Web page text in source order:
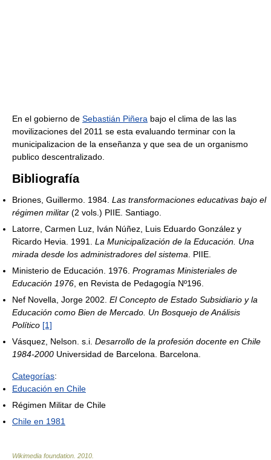
En el gobierno de Sebastián Piñera bajo el clima de las las
movilizaciones del 2011 se esta evaluando terminar con la
municipalizacion de la enseñanza y que sea de un organismo
publico descentralizado.
Bibliografía
Briones, Guillermo. 1984. Las transformaciones educativas bajo el
régimen militar (2 vols.) PIIE. Santiago.
Latorre, Carmen Luz, Iván Núñez, Luis Eduardo González y
Ricardo Hevia. 1991. La Municipalización de la Educación. Una
mirada desde los administradores del sistema . PIIE.
Ministerio de Educación. 1976. Programas Ministeriales de
Educación 1976 , en Revista de Pedagogía Nº196.
Nef Novella, Jorge 2002. El Concepto de Estado Subsidiario y la
Educación como Bien de Mercado. Un Bosquejo de Análisis
Político [1]
Vásquez, Nelson. s.i. Desarrollo de la profesión docente en Chile
1984-2000 Universidad de Barcelona. Barcelona.
Categorías:
Educación en Chile
Régimen Militar de Chile
Chile en 1981
Wikimedia foundation 2010